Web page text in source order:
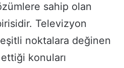
sahip olan
Televizyon
noktalara değinen
konuları